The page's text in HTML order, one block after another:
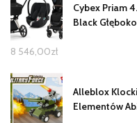
Cybex Priam
Black
8 546,00zł
Alleblox
Elementów